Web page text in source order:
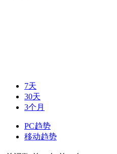
7天
30天
3个月
PC趋势
移动趋势